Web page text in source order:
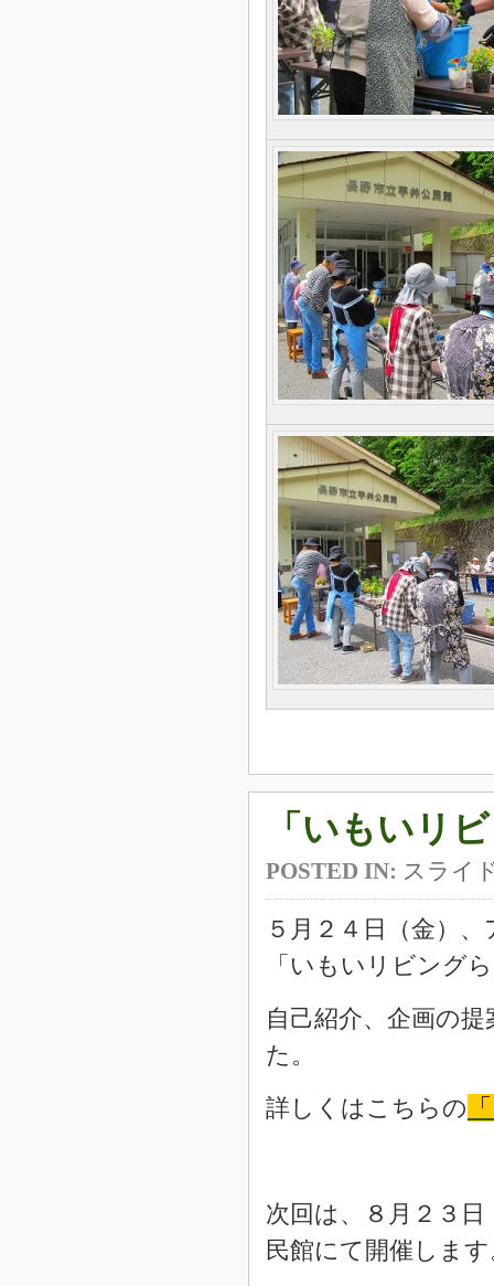
「いもいリ
POSTED IN: スライ
５月２４日（金）
「いもいリビング
自己紹介、企画の
た。
詳しくはこちらの
次回は、８月２３
民館にて開催しま